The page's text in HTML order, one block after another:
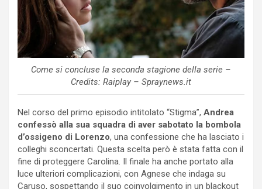
Come si concluse la seconda stagione della serie –
Credits: Raiplay – Spraynews.it
Nel corso del primo episodio intitolato “Stigma”, Andrea
confessò alla sua squadra di aver sabotato la bombola
d’ossigeno di Lorenzo, una confessione che ha lasciato i
colleghi sconcertati. Questa scelta però è stata fatta con il
fine di proteggere Carolina. Il finale ha anche portato alla
luce ulteriori complicazioni, con Agnese che indaga su
Caruso, sospettando il suo coinvolgimento in un blackout